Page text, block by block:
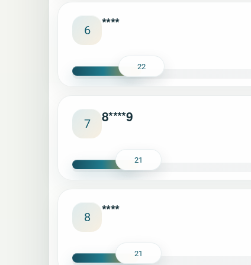
6 ****
22
7 8****9
21
8 ****
21